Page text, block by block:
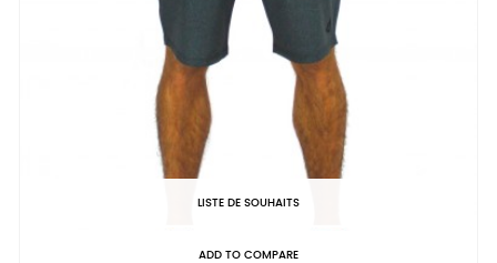
LISTE DE SOUHAITS
ADD TO COMPARE